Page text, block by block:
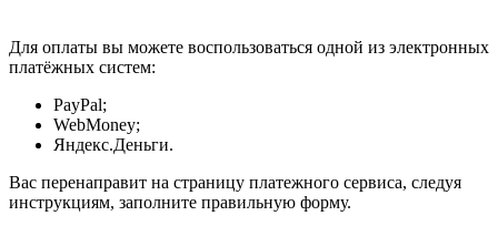
Для оплаты вы можете воспользоваться одной из электронных
платёжных систем:
PayPal;
WebMoney;
Яндекс.Деньги.
Вас перенаправит на страницу платежного сервиса, следуя
инструкциям, заполните правильную форму.